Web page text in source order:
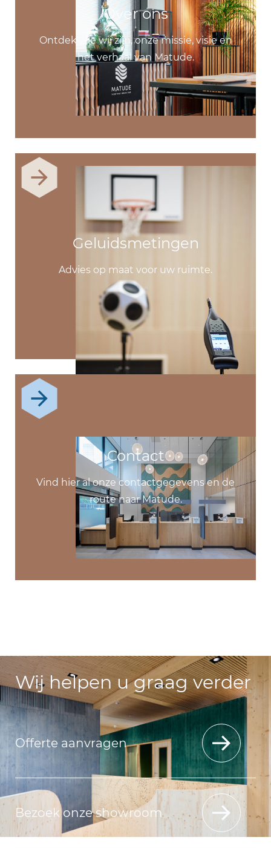
Over ons
Ontdek wie wij zijn, onze missie, visie en
het verhaal van Matude.
Geluidsmetingen
Advies op maat voor uw ruimte.
Contact
Vind hier al onze contactgegevens en de
route naar Matude.
Wij helpen u graag verder
Offerte aanvragen
Bezoek onze showroom